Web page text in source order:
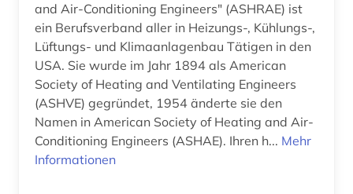
globalisierung (1)
glossar (3)
grenzflächen (1)
gummi (1)
halbleiter (1)
and Air-Conditioning Engineers" (ASHRAE) ist
ein Berufsverband aller in Heizungs-, Kühlungs-,
Lüftungs- und Klimaanlagenbau Tätigen in den
USA. Sie wurde im Jahr 1894 als American
Society of Heating and Ventilating Engineers
(ASHVE) gegründet, 1954 änderte sie den
Namen in American Society of Heating and Air-
Conditioning Engineers (ASHAE). Ihren h... Mehr
Informationen